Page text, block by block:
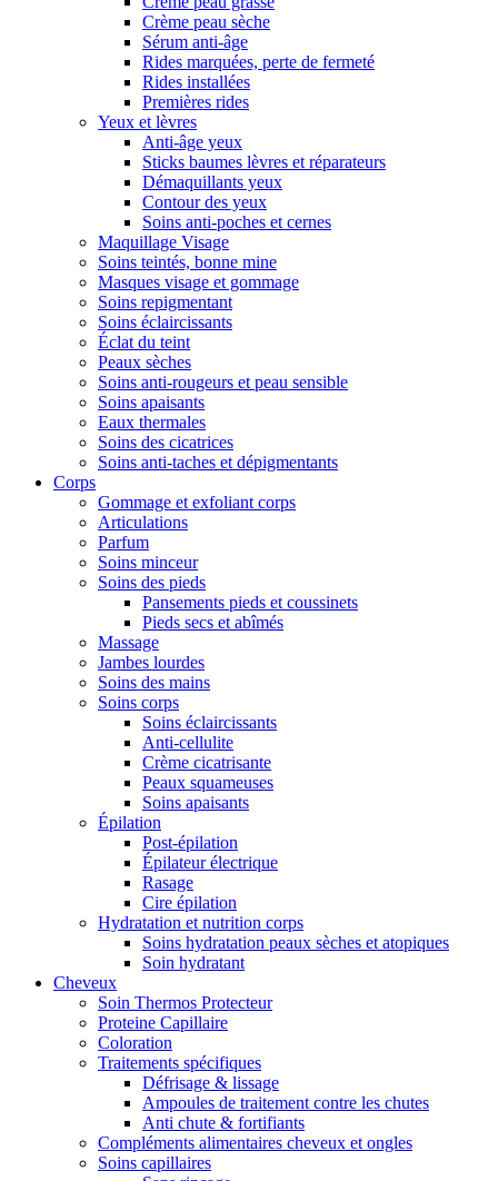
Crème peau sèche
Sérum anti-âge
Rides marquées, perte de fermeté
Rides installées
Premières rides
Yeux et lèvres
Anti-âge yeux
Sticks baumes lèvres et réparateurs
Démaquillants yeux
Contour des yeux
Soins anti-poches et cernes
Maquillage Visage
Soins teintés, bonne mine
Masques visage et gommage
Soins repigmentant
Soins éclaircissants
Éclat du teint
Peaux sèches
Soins anti-rougeurs et peau sensible
Soins apaisants
Eaux thermales
Soins des cicatrices
Soins anti-taches et dépigmentants
Corps
Gommage et exfoliant corps
Articulations
Parfum
Soins minceur
Soins des pieds
Pansements pieds et coussinets
Pieds secs et abîmés
Massage
Jambes lourdes
Soins des mains
Soins corps
Soins éclaircissants
Anti-cellulite
Crème cicatrisante
Peaux squameuses
Soins apaisants
Épilation
Post-épilation
Épilateur électrique
Rasage
Cire épilation
Hydratation et nutrition corps
Soins hydratation peaux sèches et atopiques
Soin hydratant
Cheveux
Soin Thermos Protecteur
Proteine Capillaire
Coloration
Traitements spécifiques
Défrisage & lissage
Ampoules de traitement contre les chutes
Anti chute & fortifiants
Compléments alimentaires cheveux et ongles
Soins capillaires